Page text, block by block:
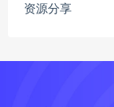
资源分享